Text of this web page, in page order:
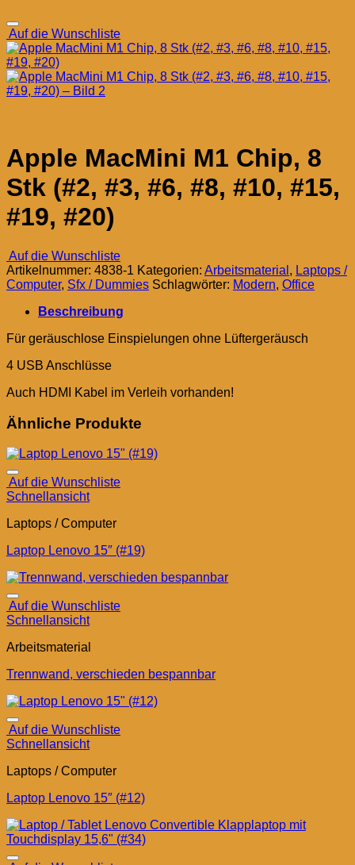
Auf die Wunschliste
Apple MacMini M1 Chip, 8
Stk (#2, #3, #6, #8, #10, #15,
#19, #20)
Auf die Wunschliste
Artikelnummer: 4838-1 Kategorien: Arbeitsmaterial , Laptops /
Computer, Sfx / Dummies Schlagwörter: Modern, Office
Beschreibung
Für geräuschlose Einspielungen ohne Lüftergeräusch
4 USB Anschlüsse
Auch HDMI Kabel im Verleih vorhanden!
Ähnliche Produkte
Auf die Wunschliste
Schnellansicht
Laptops / Computer
Laptop Lenovo 15″ (#19)
Auf die Wunschliste
Schnellansicht
Arbeitsmaterial
Trennwand, verschieden bespannbar
Auf die Wunschliste
Schnellansicht
Laptops / Computer
Laptop Lenovo 15″ (#12)